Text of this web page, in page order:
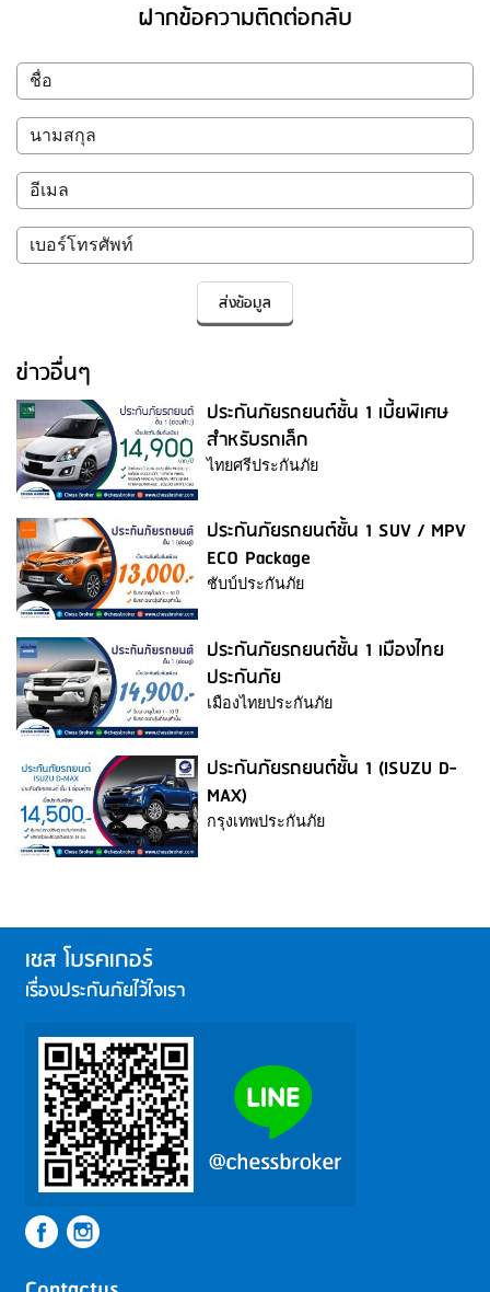
ฝากข้อความติดต่อกลับ
ส่งข้อมูล
ข่าวอื่นๆ
ประกันภัยรถยนต์ชั้น 1 เบี้ยพิเศษ
สำหรับรถเล็ก
ไทยศรีประกันภัย
ประกันภัยรถยนต์ชั้น 1 SUV / MPV
ECO Package
ชับบ์ประกันภัย
ประกันภัยรถยนต์ชั้น 1 เมืองไทย
ประกันภัย
เมืองไทยประกันภัย
ประกันภัยรถยนต์ชั้น 1 (ISUZU D-
MAX)
กรุงเทพประกันภัย
เชส โบรคเกอร์
เรื่องประกันภัยไว้ใจเรา